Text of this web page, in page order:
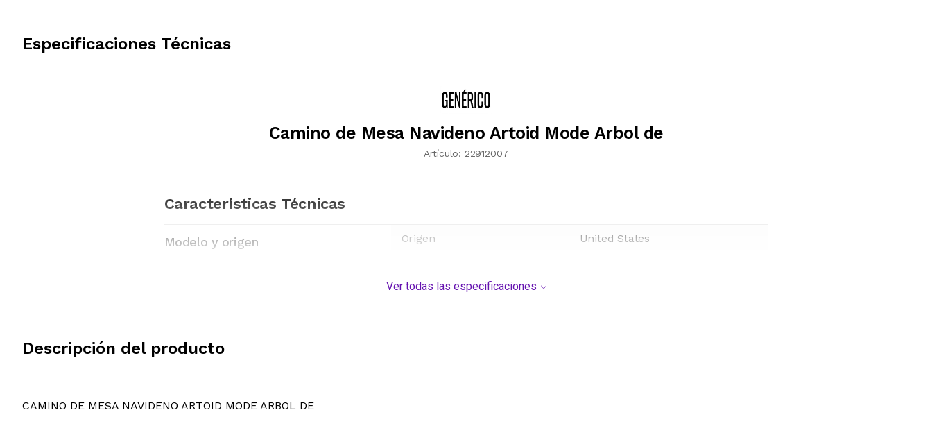
Especificaciones Técnicas
Camino de Mesa Navideno Artoid Mode Arbol de
Artículo: 22912007
Características Técnicas
Modelo y origen Origen United States
Ver todas las especificaciones
Descripción del producto
CAMINO DE MESA NAVIDENO ARTOID MODE ARBOL DE